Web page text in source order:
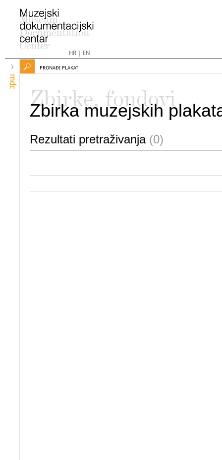
HR| EN
mdc
PRONAĐI PLAKAT
Zbirke, fondovi
Zbirka muzejskih
Rezultati pretraživanja (0)